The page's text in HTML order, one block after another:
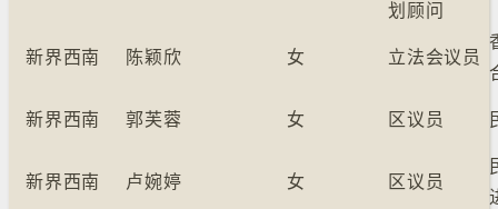
划顾问
新界西南 陈颖欣 女 立法会议员
新界西南 郭芙蓉 女 区议员
新界西南 卢婉婷 女 区议员